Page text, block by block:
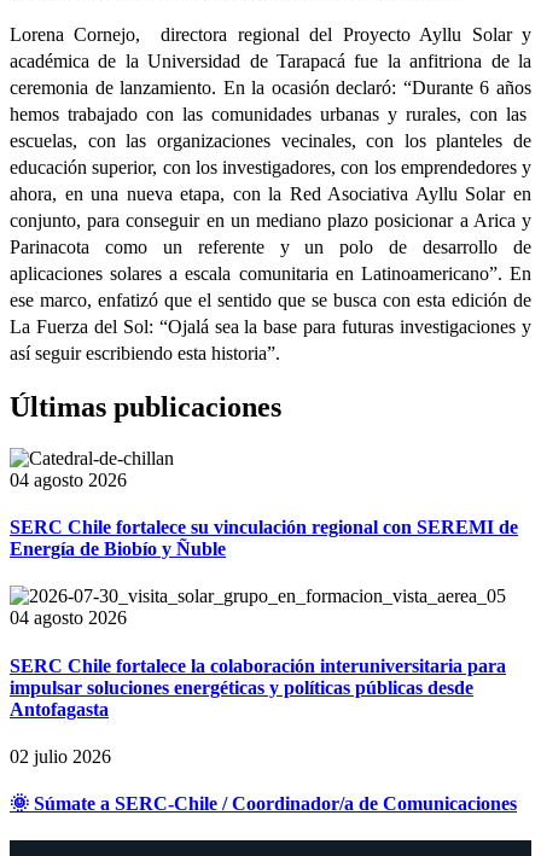
Lorena Cornejo, directora regional del Proyecto Ayllu Solar y
académica de la Universidad de Tarapacá fue la anfitriona de la
ceremonia de lanzamiento. En la ocasión declaró: “Durante 6 años
hemos trabajado con las comunidades urbanas y rurales, con las
escuelas, con las organizaciones vecinales, con los planteles de
educación superior, con los investigadores, con los emprendedores y
ahora, en una nueva etapa, con la Red Asociativa Ayllu Solar en
conjunto, para conseguir en un mediano plazo posicionar a Arica y
Parinacota como un referente y un polo de desarrollo de
aplicaciones solares a escala comunitaria en Latinoamericano”. En
ese marco, enfatizó que el sentido que se busca con esta edición de
La Fuerza del Sol: “Ojalá sea la base para futuras investigaciones y
así seguir escribiendo esta historia”.
Últimas publicaciones
04 agosto 2026
SERC Chile fortalece su vinculación regional con SEREMI de
Energía de Biobío y Ñuble
04 agosto 2026
SERC Chile fortalece la colaboración interuniversitaria para
impulsar soluciones energéticas y políticas públicas desde
Antofagasta
02 julio 2026
🌞 Súmate a SERC-Chile / Coordinador/a de Comunicaciones